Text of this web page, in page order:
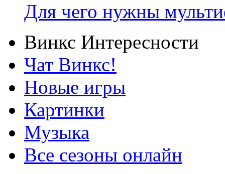
Для чего нужны
Винкс Интересности
Чат Винкс!
Новые игры
Картинки
Музыка
Все сезоны онлайн